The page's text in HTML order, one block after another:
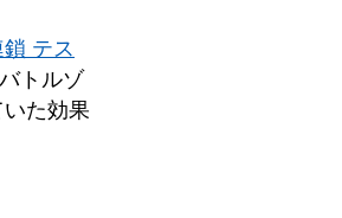
鎖 テス
トルゾ
た効果